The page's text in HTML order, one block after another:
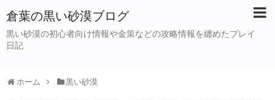
倉葉の黒い砂漠ブログ
黒い砂漠の初心者向け情報や金策などの攻略情報を纏めたプレイ
日記
ホーム 黒い砂漠